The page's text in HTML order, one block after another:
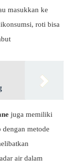
masukkan ke
roti bisa
juga memiliki
metode
air dalam